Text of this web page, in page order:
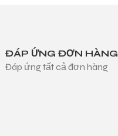
ĐÁP ỨNG ĐƠN HÀNG
Đáp ứng tất cả đơn hàng